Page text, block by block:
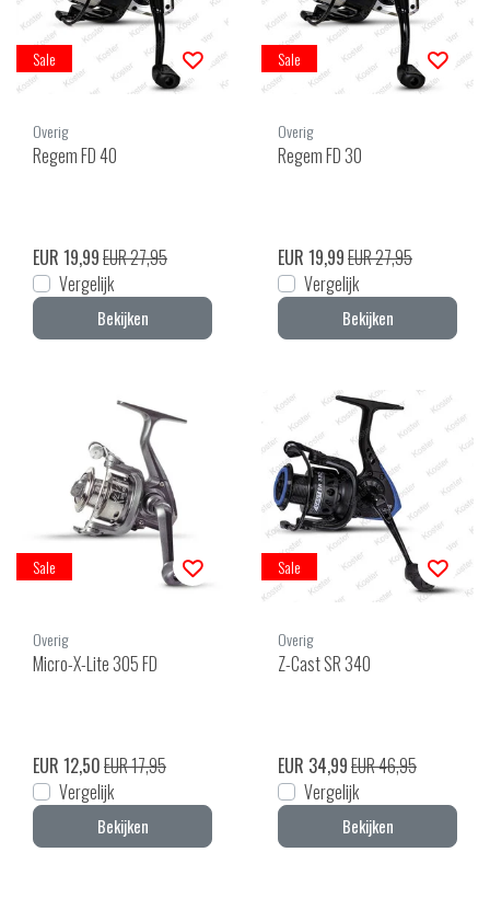
Sale
Overig
Regem FD 40
EUR 19,99EUR 27,95
Vergelijk
Bekijken
Sale
Overig
Regem FD 30
EUR 19,99EUR 27,95
Vergelijk
Bekijken
Sale
Overig
Micro-X-Lite 305 FD
EUR 12,50EUR 17,95
Vergelijk
Bekijken
Sale
Overig
Z-Cast SR 340
EUR 34,99EUR 46,95
Vergelijk
Bekijken